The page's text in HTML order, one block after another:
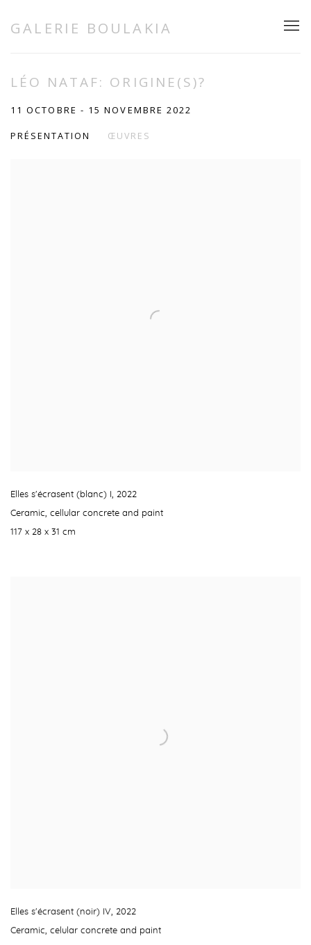
GALERIE BOULAKIA
LÉO NATAF: ORIGINE(S)?
11 OCTOBRE - 15 NOVEMBRE 2022
PRÉSENTATION ŒUVRES
Elles s'écrasent (blanc) I, 2022
Ceramic, cellular concrete and paint
117 x 28 x 31 cm
Elles s'écrasent (noir) IV, 2022
Ceramic, celular concrete and paint